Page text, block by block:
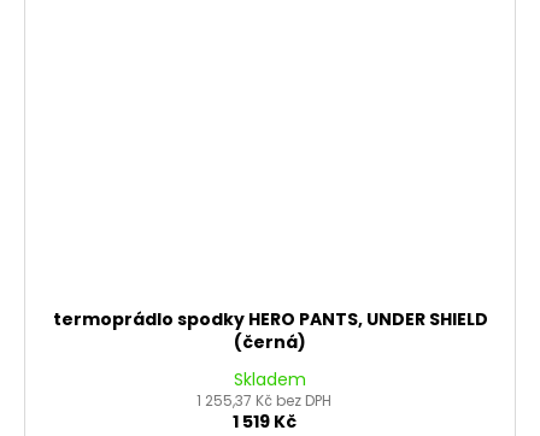
termoprádlo spodky HERO PANTS, UNDER SHIELD
(černá)
Skladem
1 255,37 Kč bez DPH
1 519 Kč